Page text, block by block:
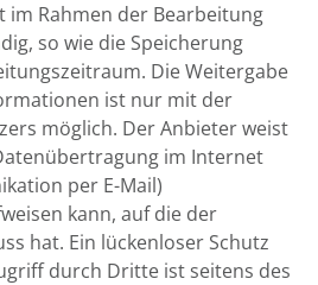
Rahmen der Bearbeitung
so wie die Speicherung
Die Weitergabe
ist nur mit der
möglich. Der Anbieter weist
im Internet
per E-Mail)
kann, auf die der
hat. Ein lückenloser Schutz
durch Dritte ist seitens des